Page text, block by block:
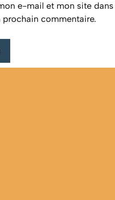
e-mail et mon site dans
commentaire.